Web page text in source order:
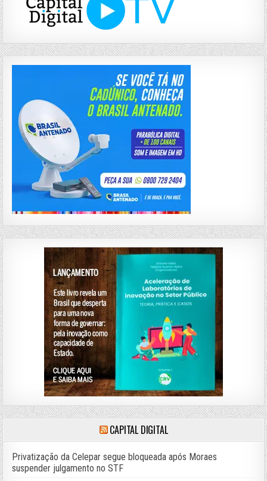
CAPITAL DIGITAL
Privatização da Celepar segue bloqueada após Moraes
suspender julgamento no STF